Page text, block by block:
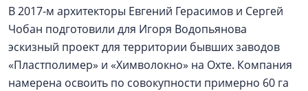
В 2017-м архитекторы Евгений Герасимов и Сергей
Чобан подготовили для Игоря Водопьянова
эскизный проект для территории бывших заводов
«Пластполимер» и «Химволокно» на Охте. Компания
намерена освоить по совокупности примерно 60 га